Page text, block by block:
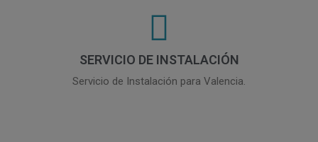
SERVICIO DE INSTALACIÓN
Servicio de Instalación para Valencia.